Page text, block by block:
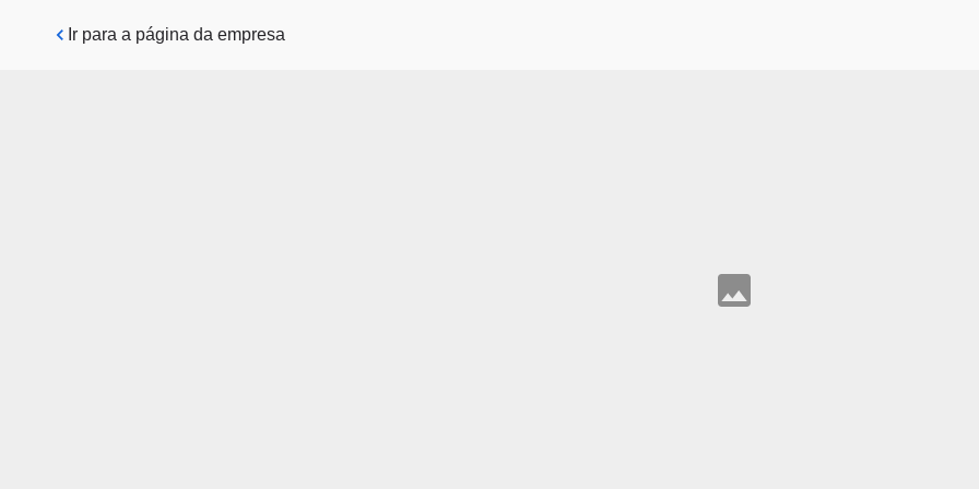
Pular para o conteúdo principal
Ir para a página da empresa